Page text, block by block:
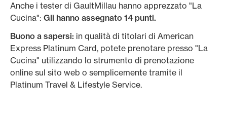
Anche i tester di GaultMillau hanno apprezzato "La
Cucina": Gli hanno assegnato 14 punti.
Buono a sapersi: in qualità di titolari di American
Express Platinum Card, potete prenotare presso "La
Cucina" utilizzando lo strumento di prenotazione
online sul sito web o semplicemente tramite il
Platinum Travel & Lifestyle Service.